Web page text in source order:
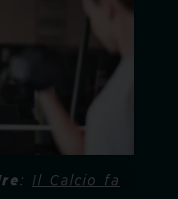
: Il Calcio fa